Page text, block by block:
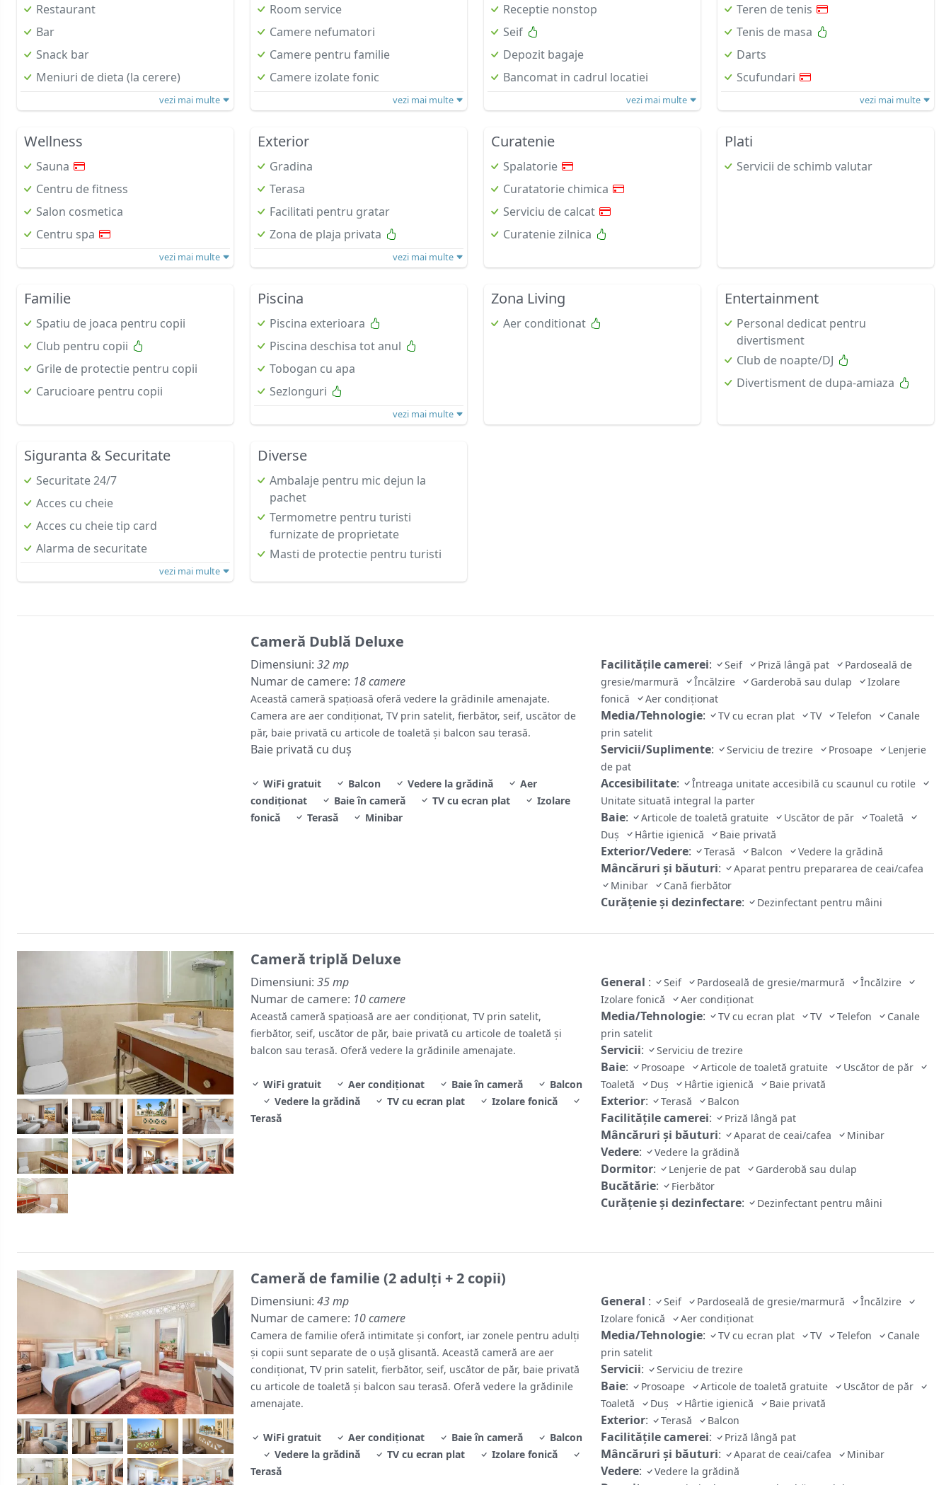
Restaurant
Bar
Snack bar
Meniuri de dieta (la cerere)
vezi mai multe
Room service
Camere nefumatori
Camere pentru familie
Camere izolate fonic
vezi mai multe
Receptie nonstop
Seif
Depozit bagaje
Bancomat in cadrul locatiei
vezi mai multe
Teren de tenis
Tenis de masa
Darts
Scufundari
vezi mai multe
Wellness
Sauna
Centru de fitness
Salon cosmetica
Centru spa
vezi mai multe
Exterior
Gradina
Terasa
Facilitati pentru gratar
Zona de plaja privata
vezi mai multe
Curatenie
Spalatorie
Curatatorie chimica
Serviciu de calcat
Curatenie zilnica
Plati
Servicii de schimb valutar
Familie
Spatiu de joaca pentru copii
Club pentru copii
Grile de protectie pentru copii
Carucioare pentru copii
Piscina
Piscina exterioara
Piscina deschisa tot anul
Tobogan cu apa
Sezlonguri
vezi mai multe
Zona Living
Aer conditionat
Entertainment
Personal dedicat pentru
divertisment
Club de noapte/DJ
Divertisment de dupa-amiaza
Siguranta & Securitate
Securitate 24/7
Acces cu cheie
Acces cu cheie tip card
Alarma de securitate
vezi mai multe
Diverse
Ambalaje pentru mic dejun la
pachet
Termometre pentru turisti
furnizate de proprietate
Masti de protectie pentru turisti
Cameră Dublă Deluxe
Dimensiuni: 32 mp
Numar de camere: 18 camere
Această cameră spațioasă oferă vedere la grădinile amenajate.
Camera are aer condiționat, TV prin satelit, fierbător, seif, uscător de
păr, baie privată cu articole de toaletă și balcon sau terasă.
Baie privată cu duș
WiFi gratuit Balcon Vedere la grădină
Aer
condiţionat
Baie în cameră TV cu ecran plat
Izolare
fonică
Terasă Minibar
Facilităţile camerei: Seif Priză lângă pat
Pardoseală de
gresie/marmură
Încălzire Garderobă sau dulap
Izolare
fonică
Aer condiţionat
Media/Tehnologie: TV cu ecran plat TV Telefon
Canale
prin satelit
Servicii/Suplimente: Serviciu de trezire Prosoape
Lenjerie
de pat
Accesibilitate:
Întreaga unitate accesibilă cu scaunul cu rotile
Unitate situată integral la parter
Baie: Articole de toaletă gratuite Uscător de păr
Toaletă
Duş
Hârtie igienică Baie privată
Exterior/Vedere: Terasă Balcon Vedere la grădină
Mâncăruri și băuturi:
Aparat pentru prepararea de ceai/cafea
Minibar
Cană fierbător
Curățenie și dezinfectare: Dezinfectant pentru mâini
Cameră triplă Deluxe
Dimensiuni: 35 mp
Numar de camere: 10 camere
Această cameră spațioasă are aer condiționat, TV prin satelit,
fierbător, seif, uscător de păr, baie privată cu articole de toaletă și
balcon sau terasă. Oferă vedere la grădinile amenajate.
WiFi gratuit Aer condiționat Baie în cameră
Balcon
Vedere la grădină
TV cu ecran plat
Izolare fonică
Terasă
General : Seif Pardoseală de gresie/marmură
Încălzire
Izolare fonică
Aer condiționat
Media/Tehnologie: TV cu ecran plat TV Telefon
Canale
prin satelit
Servicii: Serviciu de trezire
Baie: Prosoape Articole de toaletă gratuite
Uscător de păr
Toaletă
Duș Hârtie igienică Baie privată
Exterior: Terasă Balcon
Facilităţile camerei: Priză lângă pat
Mâncăruri și băuturi: Aparat de ceai/cafea Minibar
Vedere: Vedere la grădină
Dormitor: Lenjerie de pat Garderobă sau dulap
Bucătărie: Fierbător
Curățenie și dezinfectare: Dezinfectant pentru mâini
Cameră de familie (2 adulți + 2 copii)
Dimensiuni: 43 mp
Numar de camere: 10 camere
Camera de familie oferă intimitate și confort, iar zonele pentru adulți
și copii sunt separate de o ușă glisantă. Această cameră are aer
condiționat, TV prin satelit, fierbător, seif, uscător de păr, baie privată
cu articole de toaletă și balcon sau terasă. Oferă vedere la grădinile
amenajate.
WiFi gratuit Aer condiționat Baie în cameră
Balcon
Vedere la grădină
TV cu ecran plat
Izolare fonică
Terasă
General : Seif Pardoseală de gresie/marmură
Încălzire
Izolare fonică
Aer condiționat
Media/Tehnologie: TV cu ecran plat TV Telefon
Canale
prin satelit
Servicii: Serviciu de trezire
Baie: Prosoape Articole de toaletă gratuite
Uscător de păr
Toaletă
Duș Hârtie igienică Baie privată
Exterior: Terasă Balcon
Facilităţile camerei: Priză lângă pat
Mâncăruri și băuturi: Aparat de ceai/cafea Minibar
Vedere: Vedere la grădină